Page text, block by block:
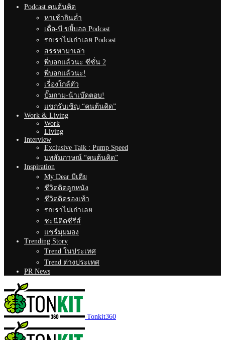
Podcast คนต้นคิด
หาเช้ากินค่ำ
เดื่อ-บี ขยี้บอล Podcast
รถเราไม่เก่าเลย Podcast
สรรหามาเล่า
พี่บอกแล้วนะ ซีซั่น 2
พี่บอกแล้วนะ!
เรื่องใกล้ตัว
ปั๊มถาม-น้าเบ๊ดตอบ!
แขกรับเชิญ “คนต้นคิด”
Work & Living
Work
Living
Interview
Exclusive Talk : Pump Speed
บทสัมภาษณ์ “คนต้นคิด”
Inspiration
My Dear มีเดีย
ชีวิตติดลูกหนัง
ชีวิตติดรองเท้า
รถเราไม่เก่าเลย
ชะนีติดซีรีส์
แชร์มุมมอง
Trending Story
Trend ในประเทศ
Trend ต่างประเทศ
PR News
Tonkit360